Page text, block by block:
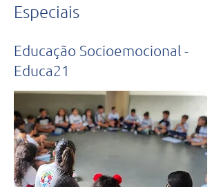
Especiais
Educação Socioemocional -
Educa21